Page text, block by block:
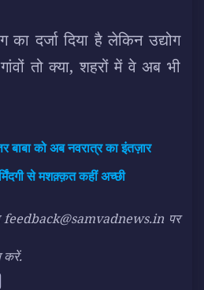
दर्जा दिया है लेकिन उद्योग
गांवों तो क्या, शहरों में वे अब भी
बाबा को अब नवरात्र का इंतज़ार
से मशक़्क़त कहीं अच्छी
feedback@samvadnews.in पर
करें.